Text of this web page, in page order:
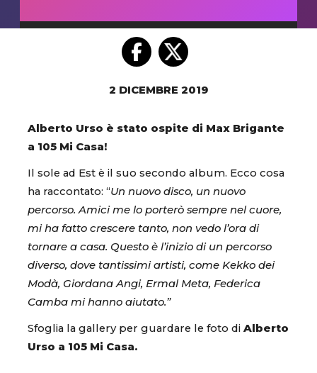
2 DICEMBRE 2019
Alberto Urso è stato ospite di Max Brigante
a 105 Mi Casa!
Il sole ad Est è il suo secondo album. Ecco cosa
ha raccontato: “Un nuovo disco, un nuovo
percorso. Amici me lo porterò sempre nel cuore,
mi ha fatto crescere tanto, non vedo l’ora di
tornare a casa. Questo è l’inizio di un percorso
diverso, dove tantissimi artisti, come Kekko dei
Modà, Giordana Angi, Ermal Meta, Federica
Camba mi hanno aiutato.”
Sfoglia la gallery per guardare le foto di Alberto
Urso a 105 Mi Casa.